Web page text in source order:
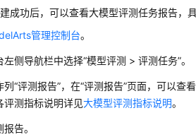
成功后，可以查看大模型评测任务报告，具
管理控制台。
左侧导航栏中选择“模型评测 > 评测任务”。
列“评测报告”，在“评测报告”页面，可以查
评测指标说明详见大模型评测指标说明。
告。